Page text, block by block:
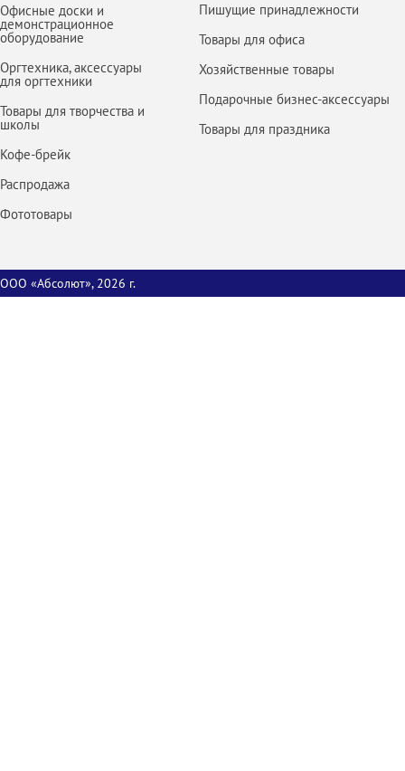
Офисные доски и
демонстрационное
оборудование
Оргтехника, аксессуары
для оргтехники
Товары для творчества и
школы
Кофе-брейк
Распродажа
Фототовары
Пишущие принадлежности
Товары для офиса
Хозяйственные товары
Подарочные бизнес-аксессуары
Товары для праздника
ООО «Абсолют», 2026 г.